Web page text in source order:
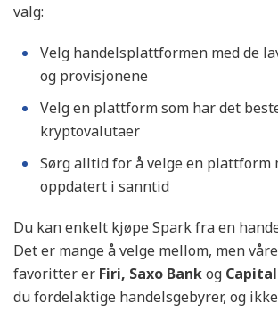
valg:
Velg handelsplattformen med de
og provisjonene
Velg en plattform som har det
kryptovalutaer
Sørg alltid for å velge en plattform
oppdatert i sanntid
Du kan enkelt kjøpe Spark fra en
Det er mange å velge mellom, men
favoritter er Firi, Saxo Bankog
du fordelaktige handelsgebyrer, og